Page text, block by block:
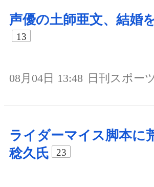
声優の土師亜文、結婚
13
08月04日 13:48 日刊スポー
ライダーマイス脚本に
稔久氏
23